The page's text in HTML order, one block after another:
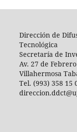
Dirección de
Tecnológica
Secretaría de
Av. 27 de
Villahermosa
Tel. (993) 358 15